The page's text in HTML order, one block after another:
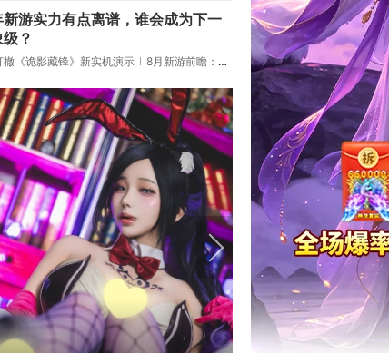
游实力有点离谱，谁会成为下一
？
撤《诡影藏锋》新实机演示 8月新游前瞻：《诡秘之主》领衔